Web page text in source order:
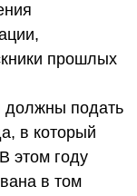
прошлых
должны подать
в который
этом году
в том